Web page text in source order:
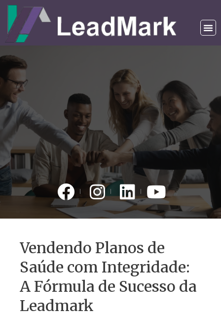
Vendendo Planos de
Saúde com Integridade:
A Fórmula de Sucesso da
Leadmark